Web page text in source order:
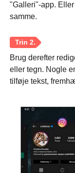
"Galleri"-app.
samme.
Brug derefter
eller tegn. Nogle
tilføje tekst,